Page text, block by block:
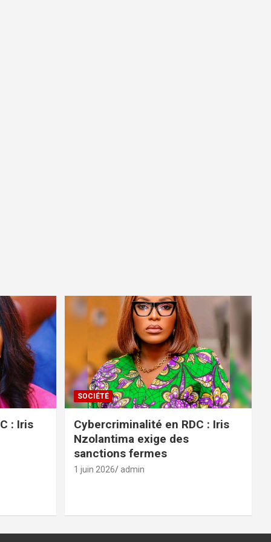
: Iris
SOCIÉTÉ
Cybercriminalité en RDC : Iris
Nzolantima exige des
sanctions fermes
1 juin 2026 admin